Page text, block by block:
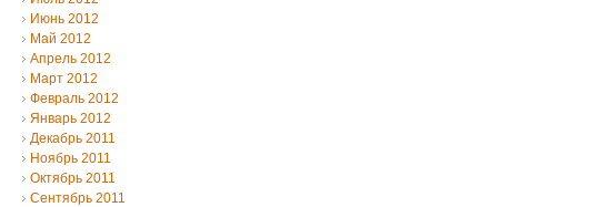
Июнь 2012
Май 2012
Апрель 2012
Март 2012
Февраль 2012
Январь 2012
Декабрь 2011
Ноябрь 2011
Октябрь 2011
Сентябрь 2011